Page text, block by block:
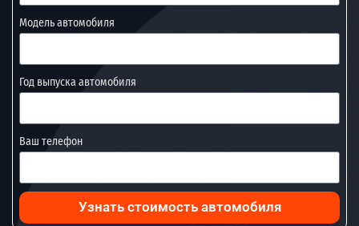
Модель автомобиля
Год выпуска автомобиля
Ваш телефон
Узнать стоимость автомобиля